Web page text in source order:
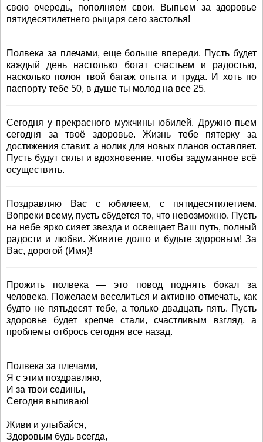
свою очередь, пополняем свои. Выпьем за здоровье
пятидесятилетнего рыцаря сего застолья!
Полвека за плечами, еще больше впереди. Пусть будет
каждый день настолько богат счастьем и радостью,
насколько полон твой багаж опыта и труда. И хоть по
паспорту тебе 50, в душе ты молод на все 25.
Сегодня у прекрасного мужчины юбилей. Дружно пьем
сегодня за твоё здоровье. Жизнь тебе пятерку за
достижения ставит, а нолик для новых планов оставляет.
Пусть будут силы и вдохновение, чтобы задуманное всё
осуществить.
Поздравляю Вас с юбилеем, с пятидесятилетием.
Вопреки всему, пусть сбудется то, что невозможно. Пусть
на небе ярко сияет звезда и освещает Ваш путь, полный
радости и любви. Живите долго и будьте здоровым! За
Вас, дорогой (Имя)!
Прожить полвека — это повод поднять бокал за
человека. Пожелаем веселиться и активно отмечать, как
будто не пятьдесят тебе, а только двадцать пять. Пусть
здоровье будет крепче стали, счастливым взгляд, а
проблемы отбрось сегодня все назад.
Полвека за плечами,
Я с этим поздравляю,
И за твои седины,
Сегодня выпиваю!
Живи и улыбайся,
Здоровым будь всегда,